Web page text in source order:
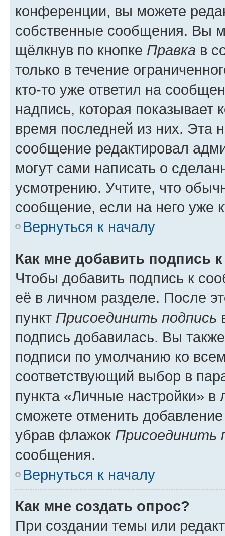
конференции, вы можете
собственные сообщения. Вы
щёлкнув по кнопке Правка в
только в течение
кто-то уже ответил на
надпись, которая показывает
время последней из них. Эта
сообщение редактировал
могут сами написать о
усмотрению. Учтите, что
сообщение, если на него уже
Вернуться к началу
Как мне добавить подпись
Чтобы добавить подпись к
её в личном разделе. После
пункт Присоединить подпись
подпись добавилась. Вы
подписи по умолчанию ко
соответствующий выбор в
пункта «Личные настройки»
сможете отменить
убрав флажок Присоединить
сообщения.
Вернуться к началу
Как мне создать опрос?
При создании темы или